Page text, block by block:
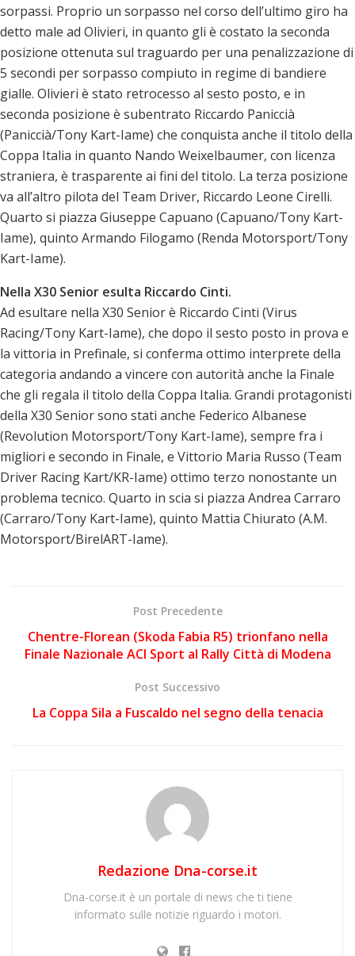
sorpassi. Proprio un sorpasso nel corso dell’ultimo giro ha
detto male ad Olivieri, in quanto gli è costato la seconda
posizione ottenuta sul traguardo per una penalizzazione di
5 secondi per sorpasso compiuto in regime di bandiere
gialle. Olivieri è stato retrocesso al sesto posto, e in
seconda posizione è subentrato Riccardo Paniccià
(Paniccià/Tony Kart-Iame) che conquista anche il titolo della
Coppa Italia in quanto Nando Weixelbaumer, con licenza
straniera, è trasparente ai fini del titolo. La terza posizione
va all’altro pilota del Team Driver, Riccardo Leone Cirelli.
Quarto si piazza Giuseppe Capuano (Capuano/Tony Kart-
Iame), quinto Armando Filogamo (Renda Motorsport/Tony
Kart-Iame).
Nella X30 Senior esulta Riccardo Cinti.
Ad esultare nella X30 Senior è Riccardo Cinti (Virus
Racing/Tony Kart-Iame), che dopo il sesto posto in prova e
la vittoria in Prefinale, si conferma ottimo interprete della
categoria andando a vincere con autorità anche la Finale
che gli regala il titolo della Coppa Italia. Grandi protagonisti
della X30 Senior sono stati anche Federico Albanese
(Revolution Motorsport/Tony Kart-Iame), sempre fra i
migliori e secondo in Finale, e Vittorio Maria Russo (Team
Driver Racing Kart/KR-Iame) ottimo terzo nonostante un
problema tecnico. Quarto in scia si piazza Andrea Carraro
(Carraro/Tony Kart-Iame), quinto Mattia Chiurato (A.M.
Motorsport/BirelART-Iame).
Post Precedente
Chentre-Florean (Skoda Fabia R5) trionfano nella
Finale Nazionale ACI Sport al Rally Città di Modena
Post Successivo
La Coppa Sila a Fuscaldo nel segno della tenacia
Redazione Dna-corse.it
Dna-corse.it è un portale di news che ti tiene
informato sulle notizie riguardo i motori.